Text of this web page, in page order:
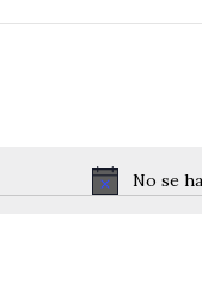
No se